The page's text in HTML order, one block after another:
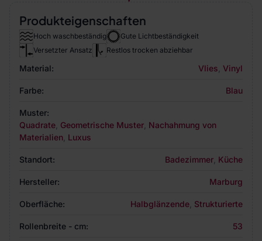
Produkteigenschaften
Hoch waschbeständig
Gute Lichtbeständigkeit
Versetzter Ansatz
Restlos trocken abziehbar
Material: Vlies Vinyl
Farbe: Blau
Muster:
Quadrate Geometrische Muster Nachahmung von
Materialien Luxus
Standort: Badezimmer Küche
Hersteller: Marburg
Oberfläche: Halbglänzende Strukturierte
Rollenbreite - cm: 53